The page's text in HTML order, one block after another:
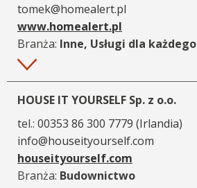
tomek@homealert.pl
www.homealert.pl
Branża: Inne, Usługi dla każdego
Więcej
HOUSE IT YOURSELF Sp. z o.o.
tel.: 00353 86 300 7779 (Irlandia)
info@houseityourself.com
houseityourself.com
Branża: Budownictwo